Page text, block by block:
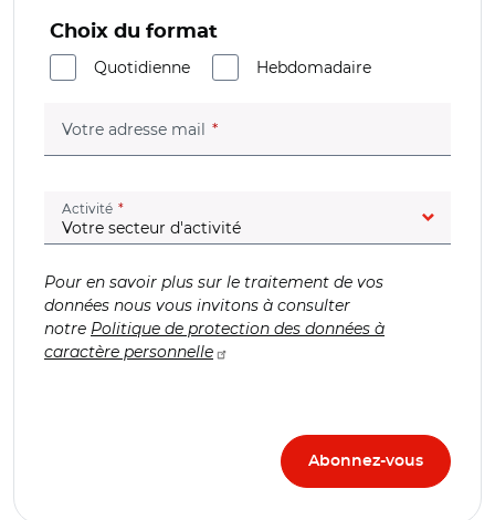
Choix du format
Quotidienne
Hebdomadaire
Votre adresse mail (champ obligatoire)
Activité (champ obligatoire)
Pour en savoir plus sur le traitement de vos
données nous vous invitons à consulter
notre Politique de protection des données à
caractère personnelle